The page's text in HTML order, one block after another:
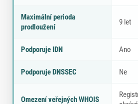
Maximální perioda
prodloužení
9 let
Podporuje IDN Ano
Podporuje DNSSEC Ne
Omezení veřejných WHOIS